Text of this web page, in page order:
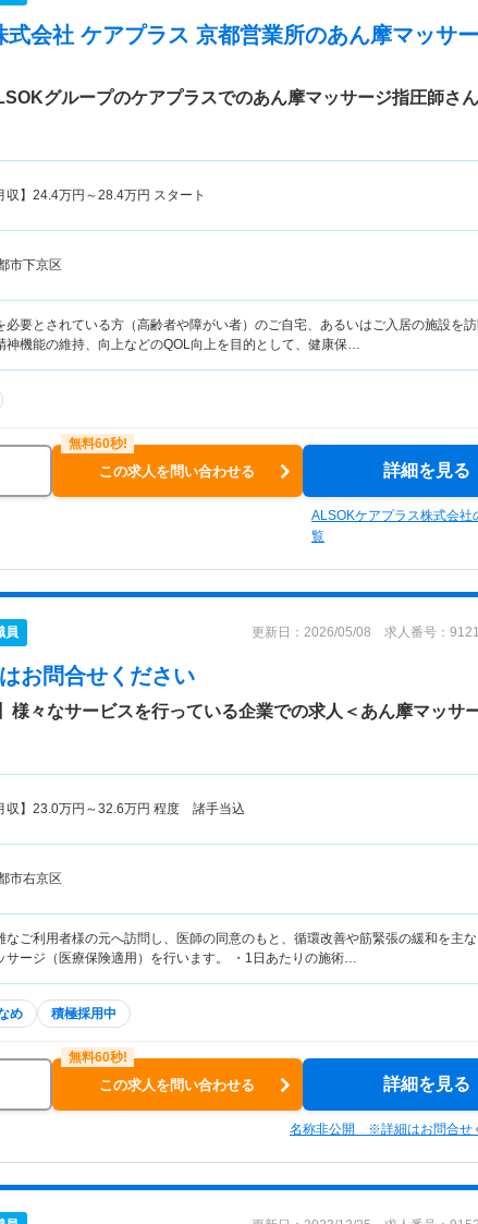
会社 ケアプラス 京都営業所のあん摩マッサ
グループのケアプラスでのあん摩マッサージ指圧師さ
収】 24.4万円～28.4万円 スタート
市下京区
必要とされている方（高齢者や障がい者）のご自宅、あるいはご入居の施設を
神機能の維持、向上などのQOL向上を目的として、健康保…
この求人を問い合わせる 詳細を見る
ALSOKケアプラス株式会社
覧
員 更新日：2026/05/08 求人番号：
お問合せください
様々なサービスを行っている企業での求人＜あん摩マッサ
収】 23.0万円～32.6万円 程度 諸手当込
市右京区
なご利用者様の元へ訪問し、医師の同意のもと、循環改善や筋緊張の緩和を主
サージ（医療保険適用）を行います。 ・1日あたりの施術…
め 積極採用中
この求人を問い合わせる 詳細を見る
名称非公開 ※詳細はお問合せ